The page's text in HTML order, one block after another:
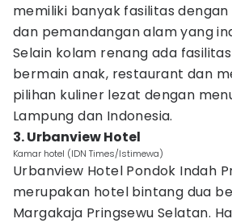
memiliki banyak fasilitas
dan pemandangan alam yang
Selain kolam renang ada
bermain anak, restaurant dan
pilihan kuliner lezat dengan
Lampung dan Indonesia.
3. Urbanview Hotel
Kamar hotel (IDN Times/Istimewa)
Urbanview Hotel Pondok Indah
merupakan hotel bintang dua
Margakaja Pringsewu Selatan.